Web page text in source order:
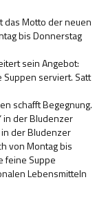
das Motto der neuen
bis Donnerstag
sein Angebot:
Suppen serviert. Satt
schafft Begegnung.
in der Bludenzer
der Bludenzer
von Montag bis
feine Suppe
Lebensmitteln